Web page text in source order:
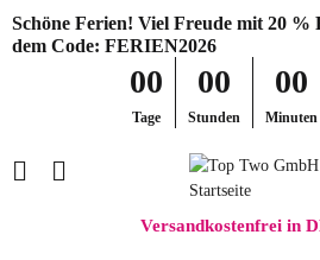
Schöne Ferien! Viel Freude mit 20 %
dem Code: FERIEN2026
00
Tage
00
Stunden
00
Minuten
Versandkostenfrei in